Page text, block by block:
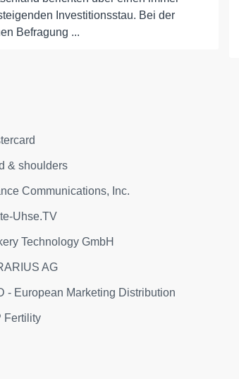
Investitionsstau. Bei der
Befragung ...
& shoulders
Communications, Inc.
Uhse.TV
Technology GmbH
AG
- European Marketing Distribution
Fertility